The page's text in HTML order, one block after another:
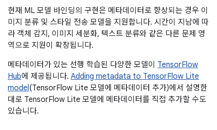
현재 ML 모델 바인딩의 구현은 메타데이터로 향상되는 경우 이
미지 분류 및 스타일 전송 모델을 지원합니다. 시간이 지남에 따
라 객체 감지, 이미지 세분화, 텍스트 분류와 같은 다른 문제 영
역으로 지원이 확장됩니다.
메타데이터가 있는 선행 학습된 다양한 모델이 TensorFlow
Hub에 제공됩니다. Adding metadata to TensorFlow Lite
model(TensorFlow Lite 모델에 메타데이터 추가)에서 설명한
대로 TensorFlow Lite 모델에 메타데이터를 직접 추가할 수도
있습니다.